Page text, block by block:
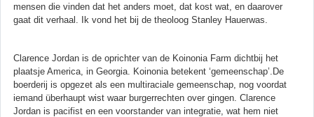
mensen die vinden dat het anders moet, dat kost wat, en daarover
gaat dit verhaal. Ik vond het bij de theoloog Stanley Hauerwas.
Clarence Jordan is de oprichter van de Koinonia Farm dichtbij het
plaatsje America, in Georgia. Koinonia betekent ‘gemeenschap’.De
boerderij is opgezet als een multiraciale gemeenschap, nog voordat
iemand überhaupt wist waar burgerrechten over gingen. Clarence
Jordan is pacifist en een voorstander van integratie, wat hem niet